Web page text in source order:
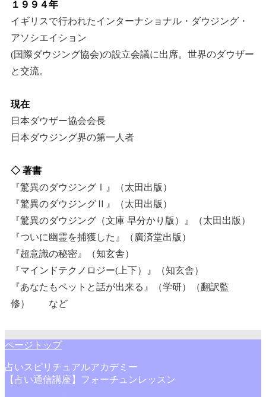
１９９４年
イギリスで行われたインターナショナル・ダウジング・
アソシエイション
(国際ダウジング協会)の設立会議に出席。世界のダウザー
と交流。
現在
日本ダウザー協会会長
日本ダウジング界の第一人者
◇ 著書
『驚異のダウジングⅠ』（太田出版）
『驚異のダウジングⅡ』（太田出版）
『驚異のダウジング（文庫 早分かり版）』（太田出版）
『ついに幽霊を捕獲した』（廣済堂出版）
『超意識の秘密』（知玄舎）
『マインドテクノロジー(上下）』（知玄舎）
『あなたもペットと話が出来る』（学研）（翻訳監
修） など
ページトップ
占いスピリチュアルアカデミー
【占い通信講座】フォーチュンレッスン